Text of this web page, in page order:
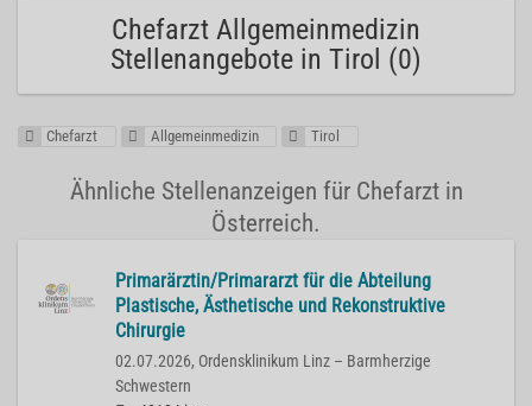
Chefarzt Allgemeinmedizin
Stellenangebote in Tirol (0)
Chefarzt Allgemeinmedizin Tirol
Ähnliche Stellenanzeigen für Chefarzt in
Österreich.
Primarärztin/Primararzt für die Abteilung
Plastische, Ästhetische und Rekonstruktive
Chirurgie
02.07.2026, Ordensklinikum Linz – Barmherzige
Schwestern